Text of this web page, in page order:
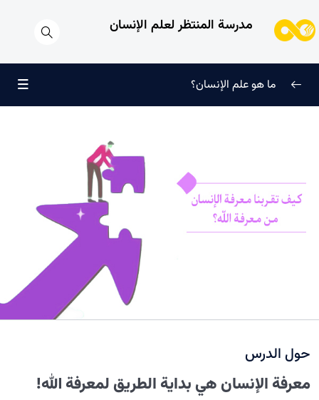
مدرسة المنتظر لعلم الإنسان
الطفل الغالي للروح
الفرق بين الفطرة والطبيعة | مَن منهما هو الحاكم على الوجود
كيف تقربنا معرفة الإنسان من معرفة الله؟
لا يمكن معرفة حقيقة الکون دون علم الإنسان
هل لديك تعريف صحيح عن نفسك؟ ما هي الذات الحقيقية أو
الطفل الروحي العزيز؟
ما هو علم الإنسان؟
حول الدرس
معرفة الإنسان هي بداية الطريق لمعرفة الله!